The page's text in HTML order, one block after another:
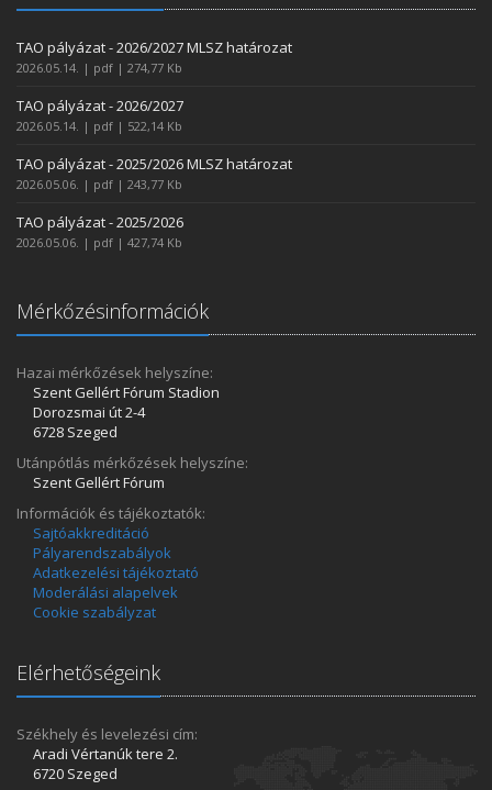
TAO pályázat - 2026/2027 MLSZ határozat
2026.05.14. | pdf | 274,77 Kb
TAO pályázat - 2026/2027
2026.05.14. | pdf | 522,14 Kb
TAO pályázat - 2025/2026 MLSZ határozat
2026.05.06. | pdf | 243,77 Kb
TAO pályázat - 2025/2026
2026.05.06. | pdf | 427,74 Kb
Mérkőzésinformációk
Hazai mérkőzések helyszíne:
Szent Gellért Fórum Stadion
Dorozsmai út 2-4
6728 Szeged
Utánpótlás mérkőzések helyszíne:
Szent Gellért Fórum
Információk és tájékoztatók:
Sajtóakkreditáció
Pályarendszabályok
Adatkezelési tájékoztató
Moderálási alapelvek
Cookie szabályzat
Elérhetőségeink
Székhely és levelezési cím:
Aradi Vértanúk tere 2.
6720 Szeged